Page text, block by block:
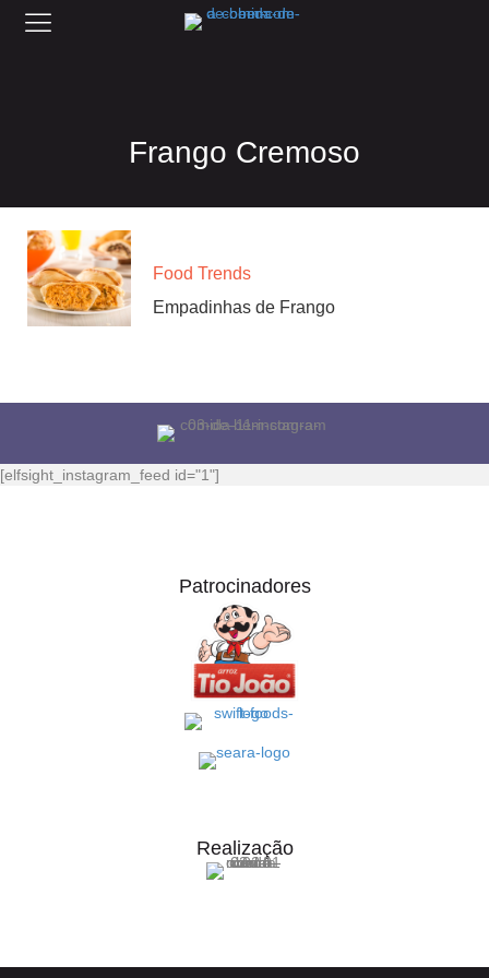
Frango Cremoso
Food Trends
Empadinhas de Frango
[elfsight_instagram_feed id="1"]
Patrocinadores
Realização